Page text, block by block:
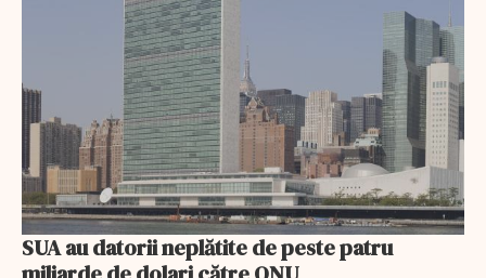
SUA au datorii neplătite de peste patru